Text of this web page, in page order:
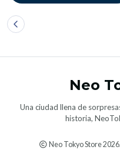
Neo
Una ciudad llena de
historia,
Neo Tokyo Store